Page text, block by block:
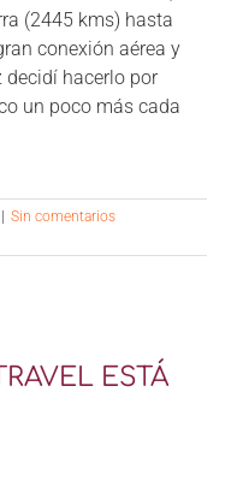
(2445 kms) hasta
conexión aérea y
decidí hacerlo por
un poco más cada
Sin comentarios
ESTÁ